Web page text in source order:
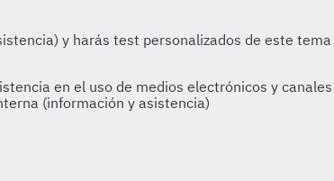
en el uso de medios electrónicos y
(información y asistencia)